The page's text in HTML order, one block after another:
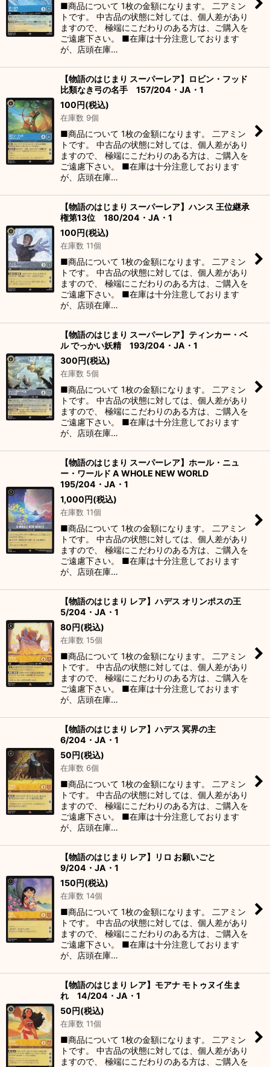
■商品について 1枚の金額になります。 二アミン
トです。 中古品の状態に対しては、個人差があり
ますので、 極端にこだわりのある方は、ご購入を
ご遠慮下さい。 ■在庫は十分注意しております
が、店頭在庫…
【物語のはじまり スーパーレア】ロビン・フッド
比類なき弓の名手 157/204・JA・1
100円(税込)
在庫数 9個
■商品について 1枚の金額になります。 二アミン
トです。 中古品の状態に対しては、個人差があり
ますので、 極端にこだわりのある方は、ご購入を
ご遠慮下さい。 ■在庫は十分注意しております
が、店頭在庫…
【物語のはじまり スーパーレア】ハンス 王位継承
権第13位 180/204・JA・1
100円(税込)
在庫数 11個
■商品について 1枚の金額になります。 二アミン
トです。 中古品の状態に対しては、個人差があり
ますので、 極端にこだわりのある方は、ご購入を
ご遠慮下さい。 ■在庫は十分注意しております
が、店頭在庫…
【物語のはじまり スーパーレア】ティンカー・ベ
ル でっかい妖精 193/204・JA・1
300円(税込)
在庫数 5個
■商品について 1枚の金額になります。 二アミン
トです。 中古品の状態に対しては、個人差があり
ますので、 極端にこだわりのある方は、ご購入を
ご遠慮下さい。 ■在庫は十分注意しております
が、店頭在庫…
【物語のはじまり スーパーレア】ホール・ニュ
ー・ワールド A WHOLE NEW WORLD
195/204・JA・1
1,000円(税込)
在庫数 11個
■商品について 1枚の金額になります。 二アミン
トです。 中古品の状態に対しては、個人差があり
ますので、 極端にこだわりのある方は、ご購入を
ご遠慮下さい。 ■在庫は十分注意しております
が、店頭在庫…
【物語のはじまり レア】ハデス オリンポスの王
5/204・JA・1
80円(税込)
在庫数 15個
■商品について 1枚の金額になります。 二アミン
トです。 中古品の状態に対しては、個人差があり
ますので、 極端にこだわりのある方は、ご購入を
ご遠慮下さい。 ■在庫は十分注意しております
が、店頭在庫…
【物語のはじまり レア】ハデス 冥界の主
6/204・JA・1
50円(税込)
在庫数 6個
■商品について 1枚の金額になります。 二アミン
トです。 中古品の状態に対しては、個人差があり
ますので、 極端にこだわりのある方は、ご購入を
ご遠慮下さい。 ■在庫は十分注意しております
が、店頭在庫…
【物語のはじまり レア】リロ お願いごと
9/204・JA・1
150円(税込)
在庫数 14個
■商品について 1枚の金額になります。 二アミン
トです。 中古品の状態に対しては、個人差があり
ますので、 極端にこだわりのある方は、ご購入を
ご遠慮下さい。 ■在庫は十分注意しております
が、店頭在庫…
【物語のはじまり レア】モアナ モトゥヌイ生ま
れ 14/204・JA・1
50円(税込)
在庫数 11個
■商品について 1枚の金額になります。 二アミン
トです。 中古品の状態に対しては、個人差があり
ますので、 極端にこだわりのある方は、ご購入を